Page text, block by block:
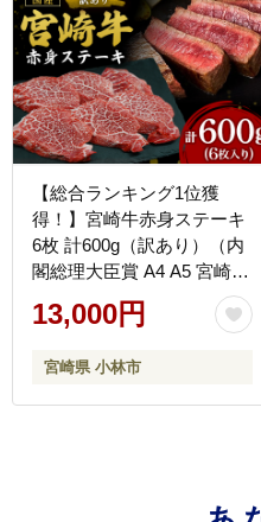
【総合ランキング1位獲
得！】宮崎牛赤身ステーキ
6枚 計600g（訳あり）（内
閣総理大臣賞 A4 A5 宮崎牛
牛肉 黒毛和牛 赤身 ステー
キ 訳あり 宮崎県）
13,000円
宮崎県 小林市